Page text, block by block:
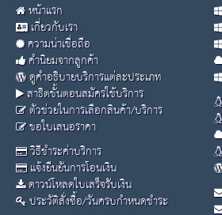
หน้าแรก
เกี่ยวกับเรา
ความน่าเชื่อถือ
คำนิยมจากลูกค้า
ดูคำอธิบายบริการแต่ละประเภท
สาธิตขั้นตอนสมัครใช้บริการ
ตัวช่วยในการเลือกสินค้า/บริการ
ขอใบเสนอราคา
วิธีชำระค่าบริการ
แจ้งยืนยันการโอนเงิน
ดาวน์โหลดใบเสร็จรับเงิน
ประวัติสั่งซื้อ/วันครบกำหนดชำระ